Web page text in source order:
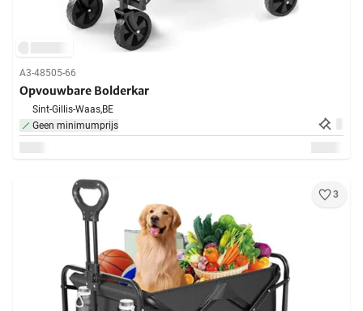
A3-48505-66
Opvouwbare Bolderkar
Sint-Gillis-Waas,BE
Geen minimumprijs
3